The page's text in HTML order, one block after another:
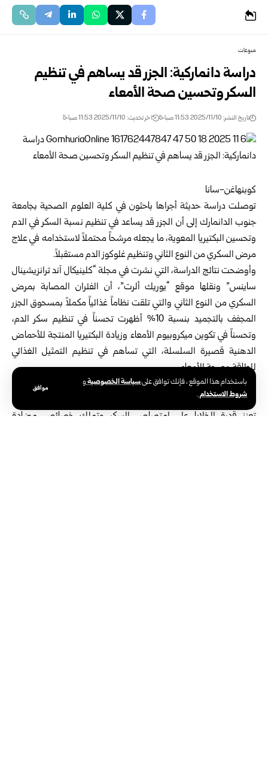
باستخدام هذا الموقع ، فإنك توافق علىسياسة الخصوصيةو
شروط الاستخدام.
موافق
منوعات
دراسة دانماركية: الجزر قد يساهم في تنظيم
السكر وتحسين صحة الأمعاء
تاريخ النشر: 2025/11/10 11:53 صباحًا اخر تحديث: 2025/11/10 11:53 صباحًا
كوبنهاغن-سانا
توصلت دراسة حديثة أجراها باحثون في كلية العلوم الصحية بجامعة
جنوب الدانمارك إلى أن الجزر قد يساعد في تنظيم نسبة السكر في الدم
وتحسين البكتيريا المعوية، ما يجعله مرشحاً محتملاً لاستخدامه في علاج
مرض السكري من النوع الثاني وتنظيم غلوكوز الدم مستقبلاً.
وأوضحت نتائج الدراسة، التي نشرت في مجلة “كلينيكال آند ترانزيشينال
ساينس” ونقلها موقع “يوريك ألرت”، أن الفئران المصابة بمرض
السكري من النوع الثاني والتي تلقت نظاماً غذائياً مكملاً بمسحوق الجزر
المجفف بالتجميد بنسبة 10% أظهرت تحسناً في تنظيم سكر الدم،
وتحسناً في تكوين ميكروبيوم الأمعاء وزيادة البكتيريا المنتجة للأحماض
الدهنية قصيرة السلسلة، التي تساهم في تنظيم التمثيل الغذائي
للطاقة وصحة الأمعاء.
وأوضح الباحثان مورتن كوبيك لارسن ولارس بورسكاير كريستنسن أن
المركّبات النشطة بيولوجياً في الجزر، مثل الفالكارينول والفالكارينديول،
تعزز قدرة الخلايا على امتصاص السكر وتملك خصائص مضادة